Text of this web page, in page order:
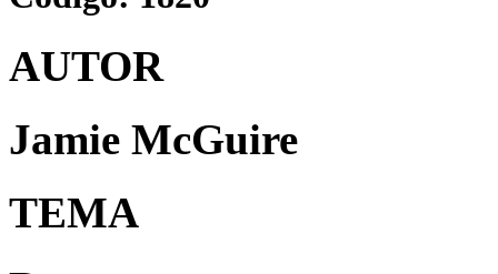
AUTOR
Jamie McGuire
TEMA